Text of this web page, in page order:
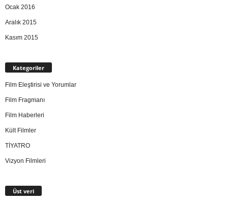
Ocak 2016
Aralık 2015
Kasım 2015
Kategoriler
Film Eleştirisi ve Yorumlar
Film Fragmanı
Film Haberleri
Kült Filmler
TİYATRO
Vizyon Filmleri
Üst veri